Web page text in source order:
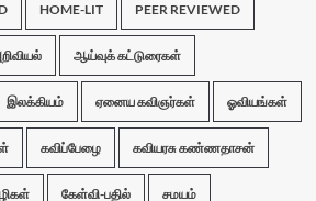
HOME-LIT PEER REVIEWED
ஆய்வுக் கட்டுரைகள்
இலக்கியம் ஏனைய கவிஞர்கள் ஓவியங்கள்
கவிப்பேழை கவியரசு கண்ணதாசன்
கேள்வி-பதில் சமயம்